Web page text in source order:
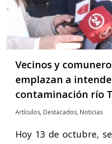
Vecinos y
emplazan a
contaminación río
Artículos, Destacados, Noticias
Hoy 13 de octubre,